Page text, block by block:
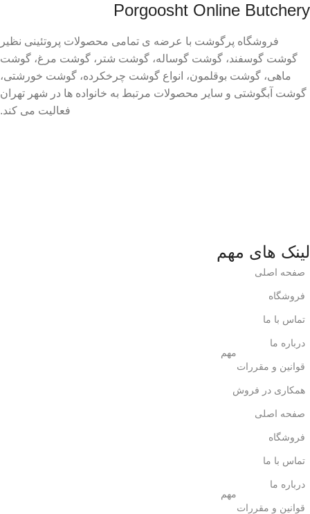
Porgoosht Online Butchery
فروشگاه پرگوشت با عرضه ی تمامی محصولات پروتئینی نظیر
گوشت گوسفند، گوشت گوساله، گوشت شتر، گوشت مرغ، گوشت
ماهی، گوشت بوقلمون، انواع گوشت چرخکرده، گوشت خورشتی،
گوشت آبگوشتی و سایر محصولات مرتبط به خانواده ها در شهر تهران
فعالیت می کند.
لینک های مهم
صفحه اصلی
فروشگاه
تماس با ما
درباره ما
قوانین و مقررات
مهم
همکاری در فروش
صفحه اصلی
فروشگاه
تماس با ما
درباره ما
قوانین و مقررات
مهم